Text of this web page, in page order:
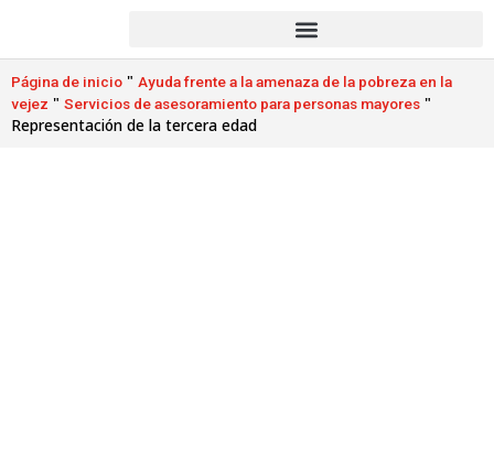
Página de inicio " Ayuda frente a la amenaza de la pobreza en la
vejez " Servicios de asesoramiento para personas mayores "
Representación de la tercera edad